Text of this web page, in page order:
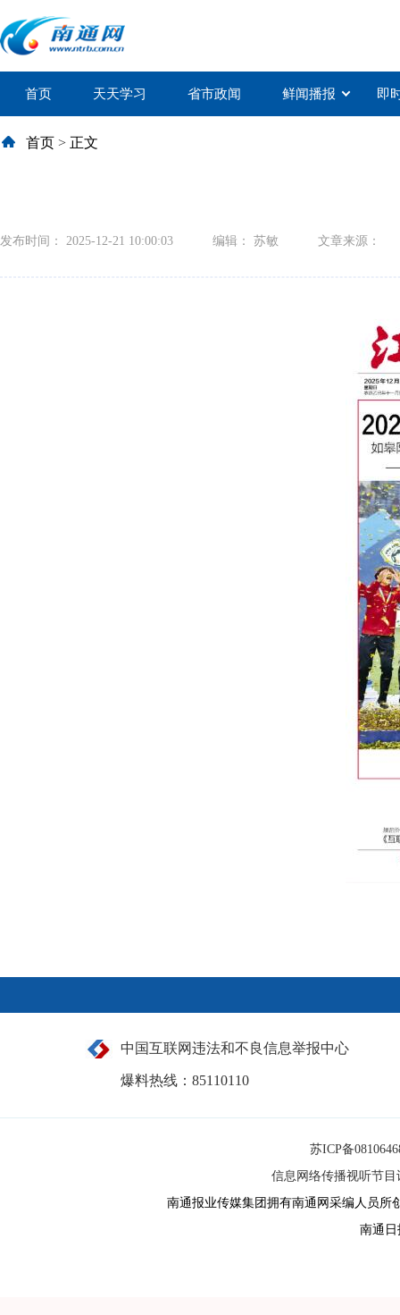
首页 天天学习 省市政闻 鲜闻播报 即
首页 > 正文
发布时间： 2025-12-21 10:00:03 编辑： 苏敏 文章来源：
中国互联网违法和不良信息举报中心
爆料热线：85110110
苏ICP备
信息网络传播视听节目
南通报业传媒集团拥有南通网采编人员所
南通日